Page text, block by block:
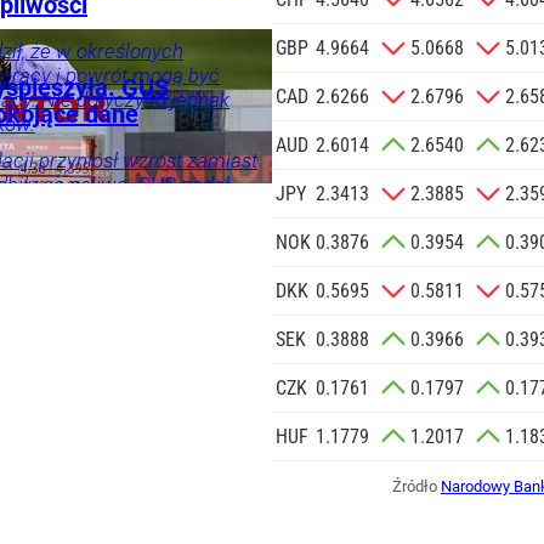
w imieniu
zlecenie jej
SIĘ
Tylkoże w określonych
i powrót mogą być
Nie dotyczy to jednak
GUS
dane
przyniósł wzrost zamiast
go paliwa. GUS podał
GBP 4.9664 5.0668
CAD 2.6266 2.6796
AUD 2.6014 2.6540
JPY 2.3413 2.3885
NOK 0.3876 0.3954
DKK 0.5695 0.5811
SEK 0.3888 0.3966
CZK 0.1761 0.1797
HUF 1.1779 1.2017
Źródło Narodowy